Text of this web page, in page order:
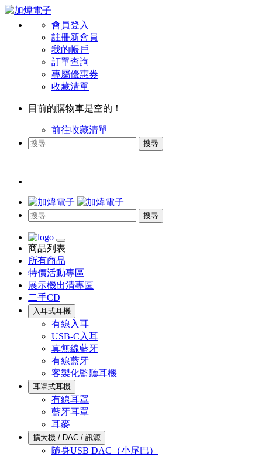
會員登入
註冊新會員
我的帳戶
訂單查詢
專屬優惠券
收藏清單
目前的購物車是空的！
前往收藏清單
搜尋
搜尋
商品列表
所有商品
特價活動專區
展示機出清專區
二手CD
入耳式耳機
有線入耳
USB-C入耳
真無線藍牙
有線藍牙
客製化監聽耳機
耳罩式耳機
有線耳罩
藍牙耳罩
耳麥
擴大機 / DAC / 訊源
隨身USB DAC（小尾巴）